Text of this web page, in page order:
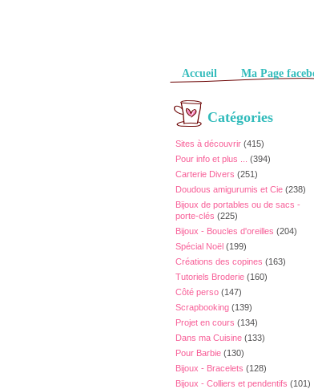
Pages
Accueil Ma Page
Catégories
Sites à découvrir (415)
Pour info et plus ...
(394)
Carterie Divers (251)
Doudous amigurumis et Cie (238)
Bijoux de portables ou de sacs -
porte-clés (225)
Bijoux - Boucles d'oreilles (204)
Spécial Noël (199)
Créations des copines (163)
Tutoriels Broderie (160)
Côté perso (147)
Scrapbooking (139)
Projet en cours (134)
Dans ma Cuisine (133)
Pour Barbie (130)
Bijoux - Bracelets (128)
Bijoux - Colliers et pendentifs (101)